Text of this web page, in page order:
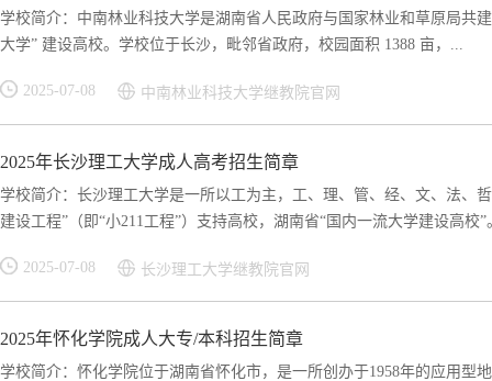
学校简介：中南林业科技大学是湖南省人民政府与国家林业和草原局共
大学” 建设高校。学校位于长沙，毗邻省政府，校园面积 1388 亩，...
2025-07-08 中南林业科技大学继教院官网
2025年长沙理工大学成人高考招生简章
学校简介：长沙理工大学是一所以工为主，工、理、管、经、文、法、
建设工程”（即“小211工程”）支持高校，湖南省“国内一流大学建设高校”
2025-07-08 长沙理工大学继教院官网
2025年怀化学院成人大专/本科招生简章
学校简介：怀化学院位于湖南省怀化市，是一所创办于1958年的应用型